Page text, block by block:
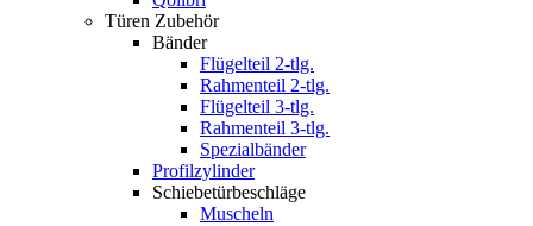
Türen Zubehör
Bänder
Flügelteil 2-tlg.
Rahmenteil 2-tlg.
Flügelteil 3-tlg.
Rahmenteil 3-tlg.
Spezialbänder
Profilzylinder
Schiebetürbeschläge
Muscheln